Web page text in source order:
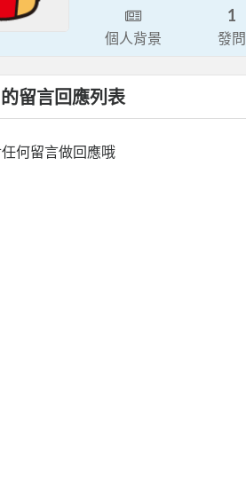
個人背景
1
發問
留言回應列表
何留言做回應哦